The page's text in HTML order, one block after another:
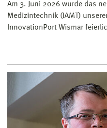
Am 3. Juni 2026 wurde das
Medizintechnik (IAMT)
InnovationPort Wismar